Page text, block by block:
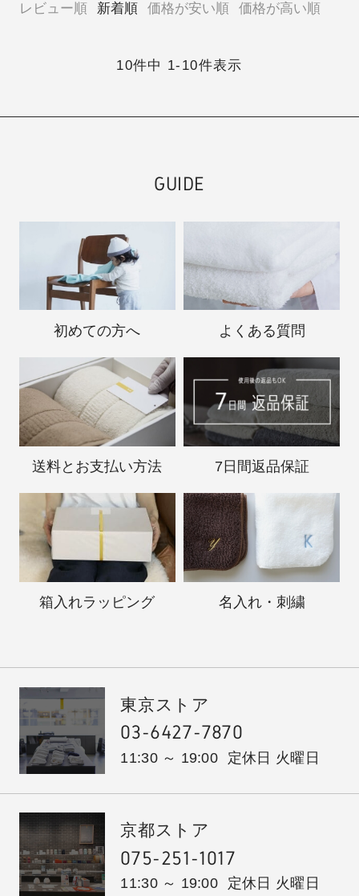
レビュー順 新着順 価格が安い順 価格が高い順
10件中 1- 10件表示
GUIDE
初めての方へ よくある質問
送料と お支払い方法 7日間返品保証
箱入れラッピング 名入れ・刺繍
東京ストア
03-6427-7870
11:30 ～ 19:00 定休日 火曜日
京都ストア
075-251-1017
11:30 ～ 19:00 定休日 火曜日